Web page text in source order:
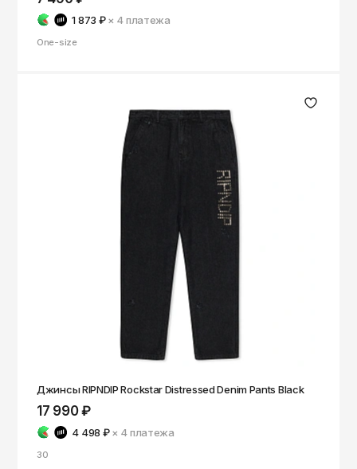
1 873 ₽ × 4платежа
One-size
Джинсы RIPNDIP Rockstar Distressed Denim Pants Black
17 990 ₽
4 498 ₽ × 4платежа
30